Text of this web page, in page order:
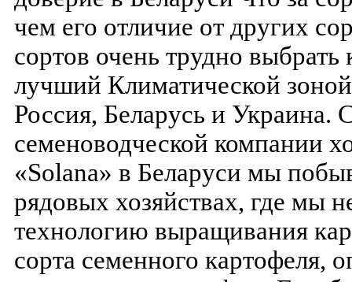
чем его отличие от других
сортов очень трудно
лучший Климатической
Россия, Беларусь и Украина.
семеноводческой компании
«Solana» в Беларуси мы
рядовых хозяйствах, где мы
технологию выращивания
сорта семенного картофеля,